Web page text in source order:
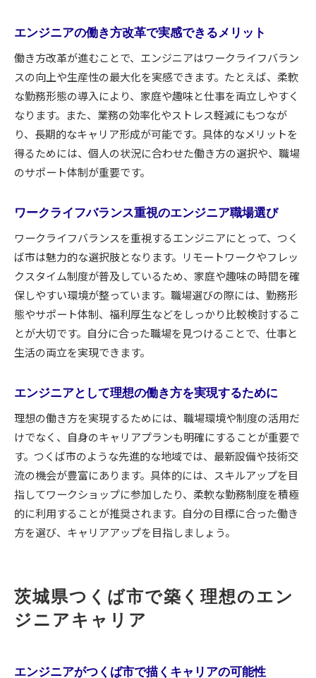
年収重視のエンジニアが選ぶ職場の条件
転職を考えるエンジニアに役立つ地域比較
エンジニア転職希望者が知っておくべき地域別
特徴
他地域と比較したエンジニア職の魅力を探る
エンジニアが重視する地域別の職場環境とは
転職時に役立つエンジニア向け地域情報まとめ
地域ごとのエンジニア求人動向を賢くチェック
エンジニアがつくば市で実感するワークライフバラ
ンス
エンジニアの生活充実度を高める働き方の工夫
つくば市でエンジニアが実感する生活利便性
エンジニアが語るワークライフバランスの本音
仕事と生活を両立できるエンジニアの時間術
家族も安心できるエンジニアの働く環境づくり
エンジニアがキャリアアップのために重視した
い要素
成長志向のエンジニアが選ぶ職場の特徴とは
エンジニアのキャリア形成に役立つ判断ポイン
ト
キャリアアップを叶えるエンジニアの実践的戦
エンジニアが将来を見据えて選ぶキャリアパス
エンジニアの働き方改革で実感できるメリット
働き方改革が進むことで、エンジニアはワークライフバラン
スの向上や生産性の最大化を実感できます。たとえば、柔軟
な勤務形態の導入により、家庭や趣味と仕事を両立しやすく
なります。また、業務の効率化やストレス軽減にもつなが
り、長期的なキャリア形成が可能です。具体的なメリットを
得るためには、個人の状況に合わせた働き方の選択や、職場
のサポート体制が重要です。
ワークライフバランス重視のエンジニア職場選び
ワークライフバランスを重視するエンジニアにとって、つく
ば市は魅力的な選択肢となります。リモートワークやフレッ
クスタイム制度が普及しているため、家庭や趣味の時間を確
保しやすい環境が整っています。職場選びの際には、勤務形
態やサポート体制、福利厚生などをしっかり比較検討するこ
とが大切です。自分に合った職場を見つけることで、仕事と
生活の両立を実現できます。
エンジニアとして理想の働き方を実現するために
理想の働き方を実現するためには、職場環境や制度の活用だ
けでなく、自身のキャリアプランも明確にすることが重要で
す。つくば市のような先進的な地域では、最新設備や技術交
流の機会が豊富にあります。具体的には、スキルアップを目
指してワークショップに参加したり、柔軟な勤務制度を積極
的に利用することが推奨されます。自分の目標に合った働き
方を選び、キャリアアップを目指しましょう。
茨城県つくば市で築く理想のエン
ジニアキャリア
エンジニアがつくば市で描くキャリアの可能性